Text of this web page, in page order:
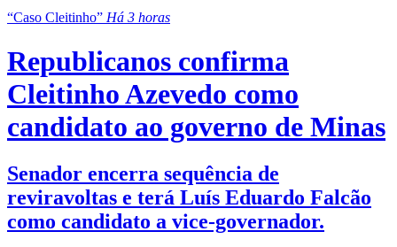
“Caso Cleitinho” Há 3 horas
Republicanos confirma
Cleitinho Azevedo como
candidato ao governo de Minas
Senador encerra sequência de
reviravoltas e terá Luís Eduardo Falcão
como candidato a vice-governador.